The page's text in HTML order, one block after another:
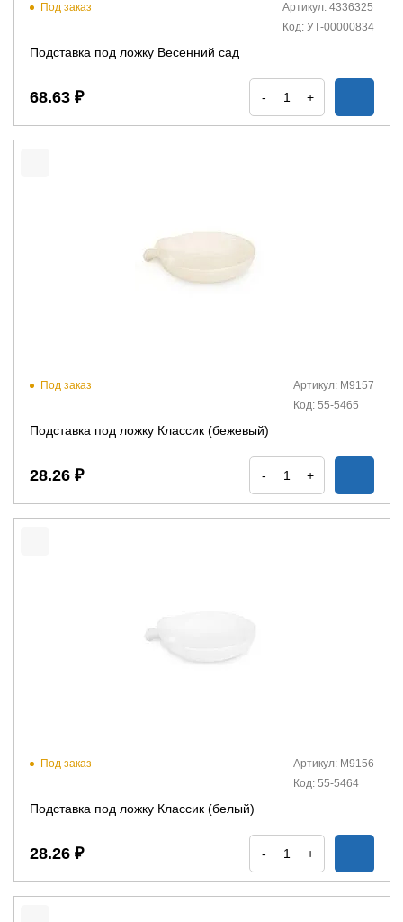
Под заказ
Артикул: 4336325
Код: УТ-00000834
Подставка под ложку Весенний сад
68.63 ₽ - +
Под заказ
Артикул: М9157
Код: 55-5465
Подставка под ложку Классик (бежевый)
28.26 ₽ - +
Под заказ
Артикул: М9156
Код: 55-5464
Подставка под ложку Классик (белый)
28.26 ₽ - +